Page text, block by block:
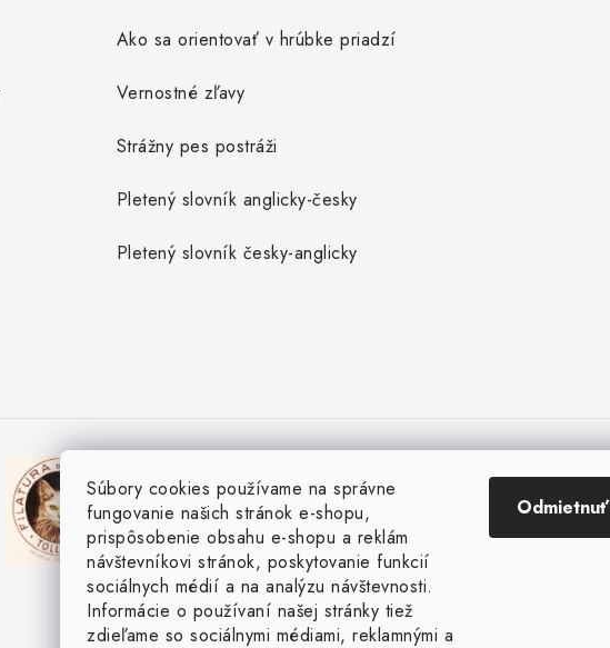
Súbory cookies používame na správne
fungovanie našich stránok e-shopu,
prispôsobenie obsahu e-shopu a reklám
návštevníkovi stránok, poskytovanie funkcií
sociálnych médií a na analýzu návštevnosti.
Informácie o používaní našej stránky tiež
zdieľame so sociálnymi médiami, reklamnými a
Odmietnuť
Ako sa orientovať v hrúbke priadzí
Vernostné zľavy
Strážny pes postráži
Pletený slovník anglicky-česky
Pletený slovník česky-anglicky